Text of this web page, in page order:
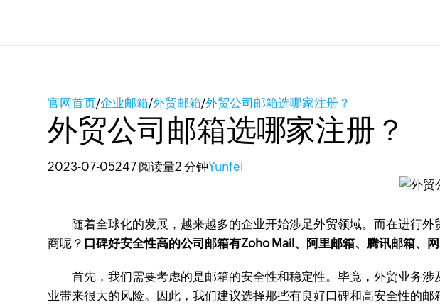
官网首页/企业邮箱/外贸邮箱/外贸公司邮箱选哪家注册？
外贸公司邮箱选哪家注册？
2023-07-05247 阅读量2 分钟Yunfei
随着全球化的发展，越来越多的企业开始涉足外贸领域。而在进行外
商呢？ 口碑好安全性高的公司邮箱有Zoho Mail、阿里邮箱、腾讯邮箱、网
首先，我们需要考虑的是邮箱的安全性和稳定性。毕竟，外贸业务涉
业带来很大的风险。因此，我们建议选择那些有良好口碑和高安全性的